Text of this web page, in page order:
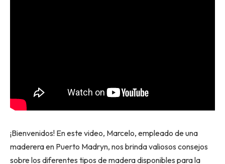
¡Bienvenidos! En este video, Marcelo, empleado de una
maderera en Puerto Madryn, nos brinda valiosos consejos
sobre los diferentes tipos de madera disponibles para la